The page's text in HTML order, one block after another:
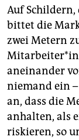
Auf
bittet die
zwei Metern
aneinander
niemand ein
an, dass die
anhalten, als
riskieren, so